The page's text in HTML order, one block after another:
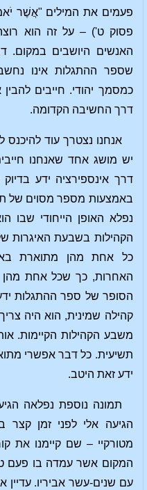
פעמים את המילים "אֲשֶׁר
פסוק ט') – על זה הוא
האנשים היושבים במקום.
שספר ההתגלות אינו
כמסמך יהודי. חייבים
דרך החשיבה הקדומה.
אנחנו נצטרך עוד להיכנס
יש מושג אחד שאנחנו
דרך אינספירציה ידע
באמצעות מספר מסוים של
נפלא האופן הייחודי
הקהילות בשבעת האיגרות
כל אחת מהן מתוארת
האחרות, כך שכל אחת מהן
הסופר של ספר ההתגלות
קהילה שמינית, הוא היה
משבע הקהילות הקיימות.
תשיעית. כל דבר אפשרי
ידע זאת היטב.
תמונה נוספת נפלאה
הגיעה אלי לפני זמן קצר
מטורקיי– שם קיימנו את
המקום אשר עמדה בו פעם
עם שנים-עשר אביריו.